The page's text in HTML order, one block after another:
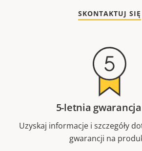
SKONTAKTUJ SIĘ
5-letnia
Uzyskaj informacje i szczegóły
gwarancji na